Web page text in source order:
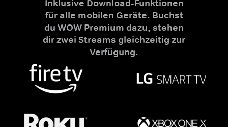
Inklusive Download-Funktionen
für alle mobilen Geräte. Buchst
du WOW Premium dazu, stehen
dir zwei Streams gleichzeitig zur
Verfügung.